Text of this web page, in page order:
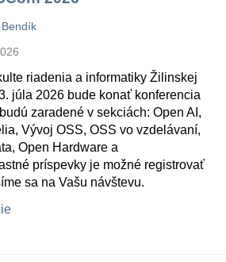
riadenia a informatiky Žilinskej
júla 2026 bude konať konferencia
zaradené v sekciách: Open AI,
Vývoj OSS, OSS vo vzdelávaní,
Open Hardware a
príspevky je možné registrovať
sa na Vašu návštevu.